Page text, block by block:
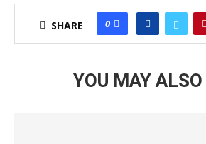
SHARE 0
YOU MAY